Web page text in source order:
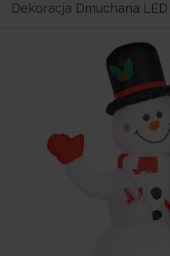
Dekoracja Dmuchana LED